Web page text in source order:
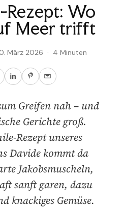
Rezept: Wo
Meer trifft
März 2026 · 4 Minuten
Greifen nah – und
Gerichte groß.
Rezept unseres
Davide kommt da
Jakobsmuscheln,
sanft garen, dazu
knackiges Gemüse.